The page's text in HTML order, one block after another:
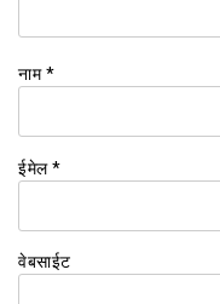
नाम*
ईमेल*
वेबसाईट